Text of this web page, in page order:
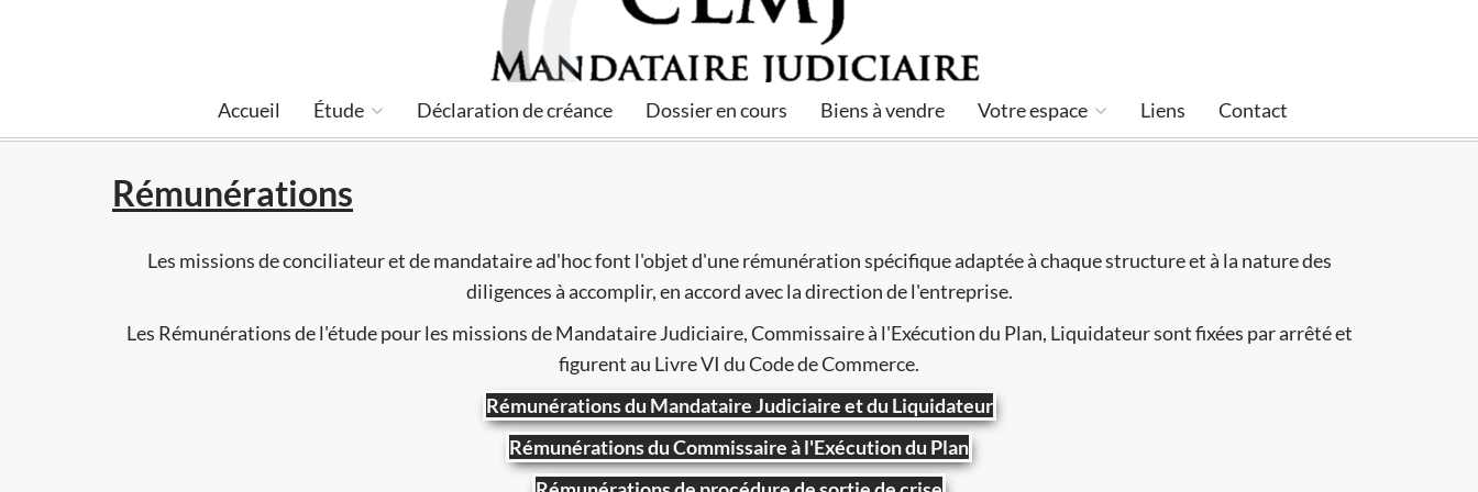
Accueil Étude Déclaration de créance Dossier en cours Biens à vendre Votre espace Liens Contact
Rémunérations
Les missions de conciliateur et de mandataire ad'hoc font l'objet d'une rémunération spécifique adaptée à chaque structure et à la nature des
diligences à accomplir, en accord avec la direction de l'entreprise.
Les Rémunérations de l'étude pour les missions de Mandataire Judiciaire, Commissaire à l'Exécution du Plan, Liquidateur sont fixées par arrêté et
figurent au Livre VI du Code de Commerce.
Rémunérations du Mandataire Judiciaire et du Liquidateur
Rémunérations du Commissaire à l'Exécution du Plan